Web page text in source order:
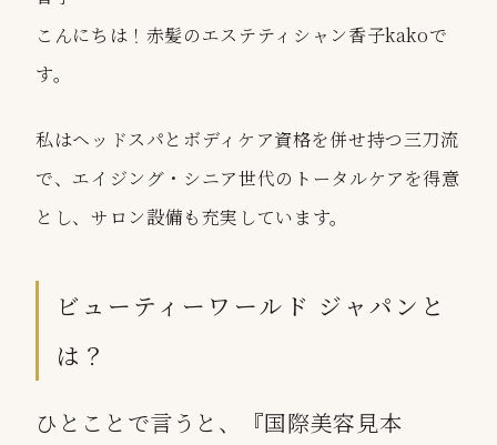
こんにちは！赤髪のエステティシャン香子kakoで
す。
私はヘッドスパと ボディケア資格を併せ持つ三刀流
で、エイジング・シニア世代のトータルケアを得意
とし、サロン設備も充実しています。
ビューティーワールド ジャパンと
は？
ひとことで言うと、『国際美容見本